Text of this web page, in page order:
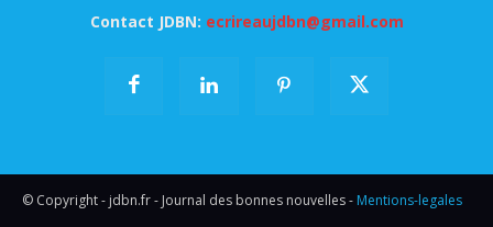
Contact JDBN: ecrireaujdbn@gmail.com
© Copyright - jdbn.fr - Journal des bonnes nouvelles - Mentions-legales